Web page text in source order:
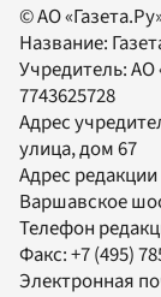
© АО
Название:
Учредитель:АО
7743625728
Адрес
улица, дом 67
Адрес
Варшавское
Телефон
Факс:+7 (495)
Электронная